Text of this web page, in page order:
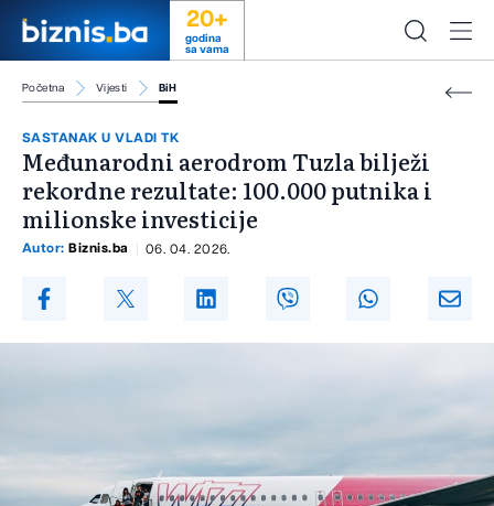
20+
godina
sa vama
Početna Vijesti BiH
SASTANAK U VLADI TK
Međunarodni aerodrom Tuzla bilježi
rekordne rezultate: 100.000 putnika i
milionske investicije
Autor: Biznis.ba 06. 04. 2026.